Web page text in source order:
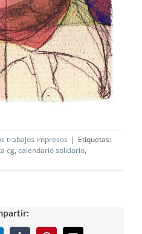
trabajos impresos | Etiquetas:
cg, calendario solidario,